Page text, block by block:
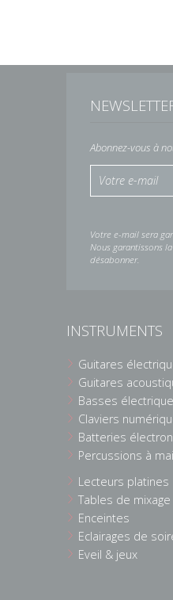
Abonnez-vous à
Votre e-mail sera
Nous garantissons
désabonner.
INSTRUMENTS
Guitares
Guitares
Basses
Claviers
Batteries
Percussions à
Lecteurs platines
Tables de mixage
Enceintes
Eclairages de
Eveil & jeux